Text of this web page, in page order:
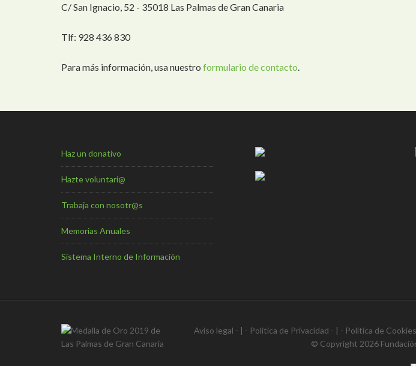
C/ San Ignacio, 52 - 35018 Las Palmas de Gran Canaria
Tlf: 928 436 830
Para más información, usa nuestro formulario de contacto
Haz un donativo
Hazte voluntari@
Trabaja con nosotr@s
Memorias Anuales
Sistema Interno de Información
Aviso legal - | - Política de Privacidad - | - Política de Cookies
© Copyright 2026